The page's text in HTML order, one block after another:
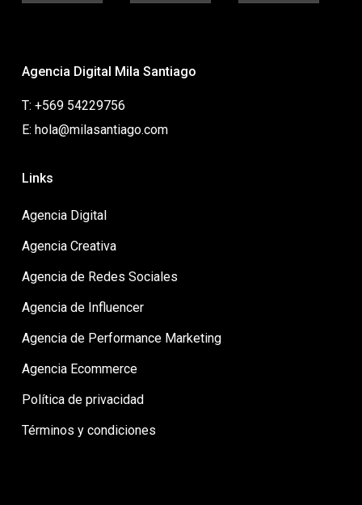
Agencia Digital Mila Santiago
T: +569 54229756
E: hola@milasantiago.com
Links
Agencia Digital
Agencia Creativa
Agencia de Redes Sociales
Agencia de Influencer
Agencia de Performance Marketing
Agencia Ecommerce
Política de privacidad
Términos y condiciones